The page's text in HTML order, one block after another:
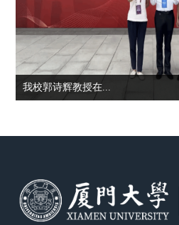
我校郭诗辉教授在...